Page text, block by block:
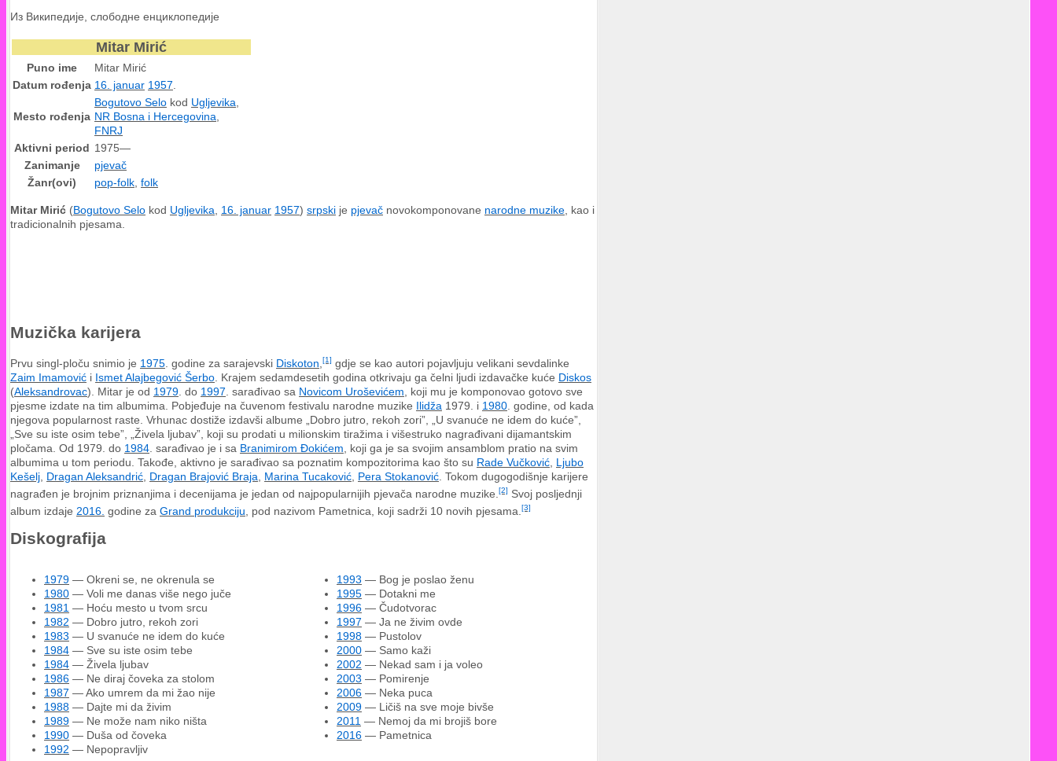
Из Википедије, слободне енциклопедије
Mitar Mirić
Puno ime
Mitar Mirić
Datum rođenja 16. januar 1957
Mesto rođenja
Bogutovo Selo kod Ugljevika
NR Bosna i Hercegovina
FNRJ
Aktivni period 1975—
Zanimanje
pjevač
Žanr(ovi)
pop-folk folk
Mitar Mirić (Bogutovo Selo kod Ugljevika 16. januar 1957) srpski je pjevač novokomponovane narodne muzike , kao i
tradicionalnih pjesama.
Muzička karijera
Prvu singl-ploču snimio je 1975 . godine za sarajevski Diskoton [1] gdje se kao autori pojavljuju velikani sevdalinke
Zaim Imamović i Ismet Alajbegović Šerbo . Krajem sedamdesetih godina otkrivaju ga čelni ljudi izdavačke kuće Diskos
(Aleksandrovac). Mitar je od 1979 . do 1997 . sarađivao sa Novicom Uroševićem , koji mu je komponovao gotovo sve
pjesme izdate na tim albumima. Pobjeđuje na čuvenom festivalu narodne muzike Ilidža 1979. i 1980 . godine, od kada
njegova popularnost raste. Vrhunac dostiže izdavši albume „Dobro jutro, rekoh zori”, „U svanuće ne idem do kuće”,
„Sve su iste osim tebe”, „Živela ljubav”, koji su prodati u milionskim tiražima i višestruko nagrađivani dijamantskim
pločama. Od 1979. do 1984 . sarađivao je i sa Branimirom Đokićem , koji ga je sa svojim ansamblom pratio na svim
albumima u tom periodu. Takođe, aktivno je sarađivao sa poznatim kompozitorima kao što su Rade Vučković Ljubo
Kešelj Dragan Aleksandrić Dragan Brajović Braja Marina Tucaković Pera Stokanović . Tokom dugogodišnje karijere
nagrađen je brojnim priznanjima i decenijama je jedan od najpopularnijih pjevača narodne muzike. [2] Svoj posljednji
album izdaje 2016. godine za Grand produkciju , pod nazivom Pametnica, koji sadrži 10 novih pjesama. [3]
Diskografija
1979 — Okreni se, ne okrenula se
1980 — Voli me danas više nego juče
1981 — Hoću mesto u tvom srcu
1982 — Dobro jutro, rekoh zori
1983 — U svanuće ne idem do kuće
1984 — Sve su iste osim tebe
1984 — Živela ljubav
1986 — Ne diraj čoveka za stolom
1987 — Ako umrem da mi žao nije
1988 — Dajte mi da živim
1989 — Ne može nam niko ništa
1990 — Duša od čoveka
1992 — Nepopravljiv
1993 — Bog je poslao ženu
1995 — Dotakni me
1996 — Čudotvorac
1997 — Ja ne živim ovde
1998 — Pustolov
2000 — Samo kaži
2002 — Nekad sam i ja voleo
2003 — Pomirenje
2006 — Neka puca
2009 — Ličiš na sve moje bivše
2011 — Nemoj da mi brojiš bore
2016 — Pametnica